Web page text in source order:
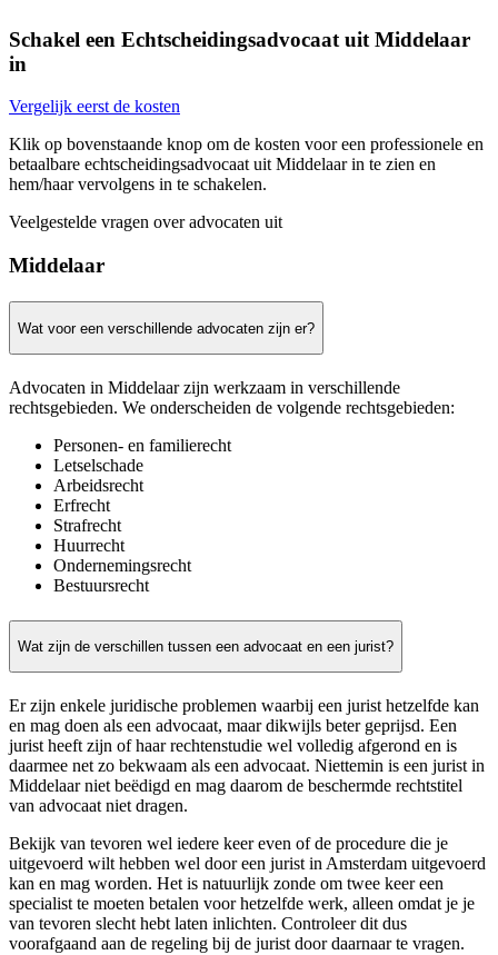
Schakel een Echtscheidingsadvocaat uit Middelaar
in
Vergelijk eerst de kosten
Klik op bovenstaande knop om de kosten voor een professionele en
betaalbare echtscheidingsadvocaat uit Middelaar in te zien en
hem/haar vervolgens in te schakelen.
Veelgestelde vragen over advocaten uit
Middelaar
Wat voor een verschillende advocaten zijn er?
Advocaten in Middelaar zijn werkzaam in verschillende
rechtsgebieden. We onderscheiden de volgende rechtsgebieden:
Personen- en familierecht
Letselschade
Arbeidsrecht
Erfrecht
Strafrecht
Huurrecht
Ondernemingsrecht
Bestuursrecht
Wat zijn de verschillen tussen een advocaat en een jurist?
Er zijn enkele juridische problemen waarbij een jurist hetzelfde kan
en mag doen als een advocaat, maar dikwijls beter geprijsd. Een
jurist heeft zijn of haar rechtenstudie wel volledig afgerond en is
daarmee net zo bekwaam als een advocaat. Niettemin is een jurist in
Middelaar niet beëdigd en mag daarom de beschermde rechtstitel
van advocaat niet dragen.
Bekijk van tevoren wel iedere keer even of de procedure die je
uitgevoerd wilt hebben wel door een jurist in Amsterdam uitgevoerd
kan en mag worden. Het is natuurlijk zonde om twee keer een
specialist te moeten betalen voor hetzelfde werk, alleen omdat je je
van tevoren slecht hebt laten inlichten. Controleer dit dus
voorafgaand aan de regeling bij de jurist door daarnaar te vragen.